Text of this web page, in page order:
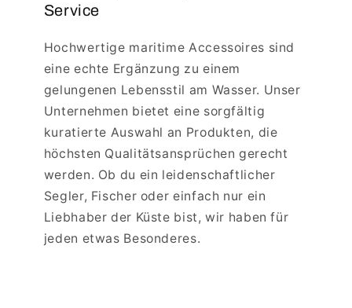
Service
Hochwertige maritime Accessoires sind
eine echte Ergänzung zu einem
gelungenen Lebensstil am Wasser. Unser
Unternehmen bietet eine sorgfältig
kuratierte Auswahl an Produkten, die
höchsten Qualitätsansprüchen gerecht
werden. Ob du ein leidenschaftlicher
Segler, Fischer oder einfach nur ein
Liebhaber der Küste bist, wir haben für
jeden etwas Besonderes.